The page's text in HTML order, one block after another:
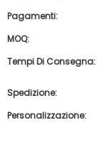
Pagamenti:
MOQ:
Tempi Di Consegna:
Spedizione:
Personalizzazione: